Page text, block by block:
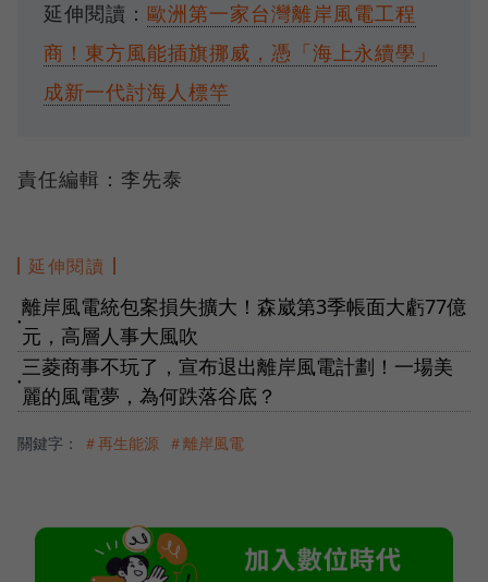
延伸閱讀： 歐洲第一家台灣離岸風電工程
商！東方風能插旗挪威，憑「海上永續學」
成新一代討海人標竿
責任編輯：李先泰
延伸閱讀
●
離岸風電統包案損失擴大！森崴第3季帳面大虧77億
元，高層人事大風吹
●
三菱商事不玩了，宣布退出離岸風電計劃！一場美
麗的風電夢，為何跌落谷底？
關鍵字： ＃再生能源 ＃離岸風電